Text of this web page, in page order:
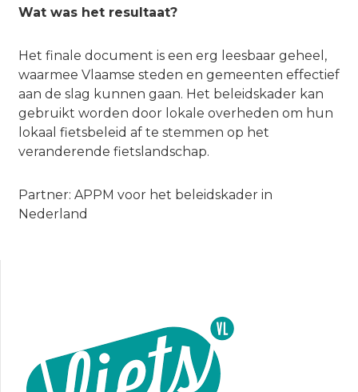
Wat was het resultaat?
Het finale document is een erg leesbaar geheel,
waarmee Vlaamse steden en gemeenten effectief
aan de slag kunnen gaan. Het beleidskader kan
gebruikt worden door lokale overheden om hun
lokaal fietsbeleid af te stemmen op het
veranderende fietslandschap.
Partner: APPM voor het beleidskader in
Nederland